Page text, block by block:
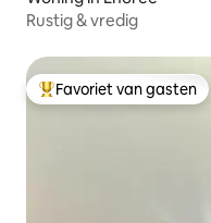
Rustig & vredig
Topfavoriet van gasten
Favoriet van gasten